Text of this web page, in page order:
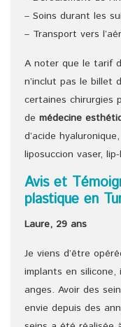
– Soins durant les
– Transport vers
A noter que le tarif
n’inclut pas le billet
certaines chirurgies
de médecine
d’acide
liposuccion vaser,
Avis et
plastique en
Laure, 29 ans
Je viens d’être
implants en
anges. Avoir des
envie depuis des